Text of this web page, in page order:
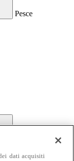
Pesce
dati acquisiti